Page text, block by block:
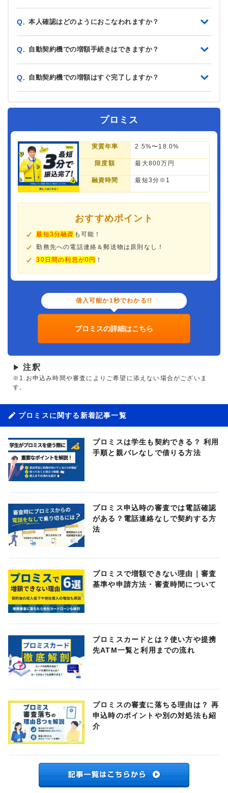
Q. 本人確認はどのようにおこなわれますか？
Q. 自動契約機での増額手続きはできますか？
Q. 自動契約機での増額はすぐ完了しますか？
プロミス
実質年率 2.5%〜18.0%
限度額 最大800万円
融資時間 最短3分※1
おすすめポイント
最短3分融資 も可能！
勤務先への電話連絡＆郵送物は原則なし！
30日間の利息が0円 ！
借入可能か1秒でわかる!!
プロミスの詳細はこちら
▶ 注釈
※1.お申込み時間や審査によりご希望に添えない場合がございま
す。
プロミスに関する新着記事一覧
プロミスは学生も契約できる？ 利用
手順と親バレなしで借りる方法
プロミス申込時の審査では電話確認
がある？電話連絡なしで契約する方
法
プロミスで増額できない理由｜審査
基準や申請方法・審査時間について
プロミスカードとは？使い方や提携
先ATM一覧と利用までの流れ
プロミスの審査に落ちる理由は？ 再
申込時のポイントや別の対処法も紹
介